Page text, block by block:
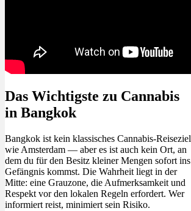
Das Wichtigste zu Cannabis
in Bangkok
Bangkok ist kein klassisches Cannabis-Reiseziel
wie Amsterdam — aber es ist auch kein Ort, an
dem du für den Besitz kleiner Mengen sofort ins
Gefängnis kommst. Die Wahrheit liegt in der
Mitte: eine Grauzone, die Aufmerksamkeit und
Respekt vor den lokalen Regeln erfordert. Wer
informiert reist, minimiert sein Risiko.